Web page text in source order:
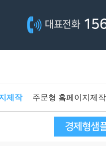
대표전화
제작 주문형 홈페이지제작
경제형샘